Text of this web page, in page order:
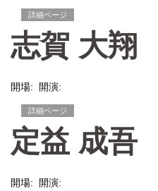
詳細ページ
志賀 大翔
開場: 開演:
詳細ページ
定益 成吾
開場: 開演: